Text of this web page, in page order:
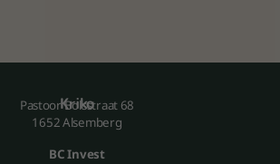
Kriko
Pastoor Bolsstraat 68
1652 Alsemberg
BC Invest